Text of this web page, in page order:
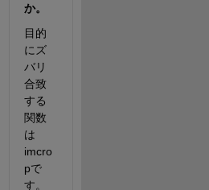
か。
目的
にズ
バリ
合致
する
関数
は
imcro
pで
す。